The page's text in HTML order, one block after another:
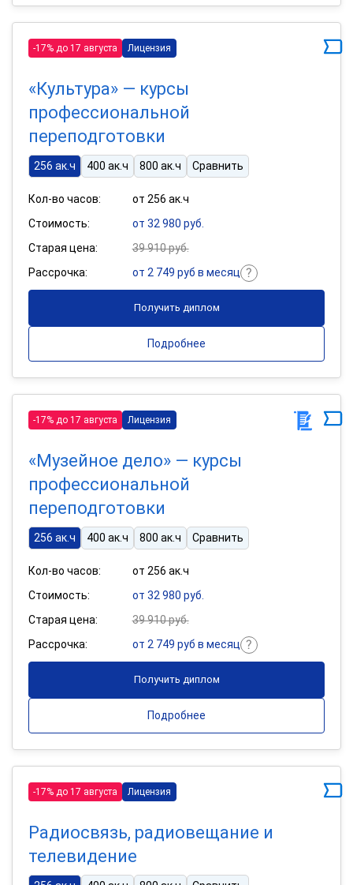
-17% до 17 августа Лицензия
«Культура» — курсы
профессиональной
переподготовки
256 ак.ч 400 ак.ч 800 ак.ч Сравнить
Кол-во часов:
от 256 ак.ч
Стоимость:
от 32 980 руб.
Старая цена:
39 910 руб.
Рассрочка:
от 2 749 руб в месяц
Получить диплом
Подробнее
-17% до 17 августа Лицензия
«Музейное дело» — курсы
профессиональной
переподготовки
256 ак.ч 400 ак.ч 800 ак.ч Сравнить
Кол-во часов:
от 256 ак.ч
Стоимость:
от 32 980 руб.
Старая цена:
39 910 руб.
Рассрочка:
от 2 749 руб в месяц
Получить диплом
Подробнее
-17% до 17 августа Лицензия
Радиосвязь, радиовещание и
телевидение